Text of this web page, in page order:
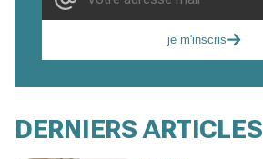
je m'inscris
DERNIERS ARTICLES